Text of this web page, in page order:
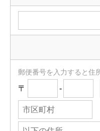
郵便番号を入力すると住
〒 -